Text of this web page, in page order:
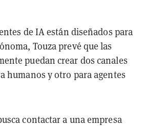
de IA están diseñados para
Touza prevé que las
puedan crear dos canales
humanos y otro para agentes
contactar a una empresa